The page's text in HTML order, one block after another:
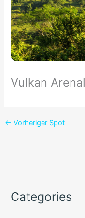
Vulkan Arenal
← Vorheriger Spot
Categories